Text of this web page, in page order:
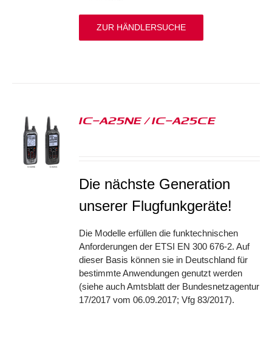
ZUR HÄNDLERSUCHE
IC-A25NE / IC-A25CE
Die nächste Generation
unserer Flugfunkgeräte!
Die Modelle erfüllen die funktechnischen
Anforderungen der ETSI EN 300 676-2. Auf
dieser Basis können sie in Deutschland für
bestimmte Anwendungen genutzt werden
(siehe auch Amtsblatt der Bundesnetzagentur
17/2017 vom 06.09.2017; Vfg 83/2017).